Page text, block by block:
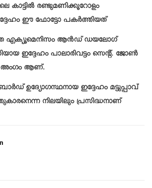
കാട്ടിൽ രണ്ടുമണിക്കൂറോളം
ഈ ഫോട്ടോ പകർത്തിയത്
എക്യൂമെനിസം ആൻഡ് ഡയലോഗ്
ഇദ്ദേഹം പാലാരിവട്ടം സെന്റ്. ജോൺ
അംഗം ആണ്.
ഉദ്യോഗസ്ഥനായ ഇദ്ദേഹം മട്ടുപ്പാവ്
നിലയിലും പ്രസിദ്ധനാണ്